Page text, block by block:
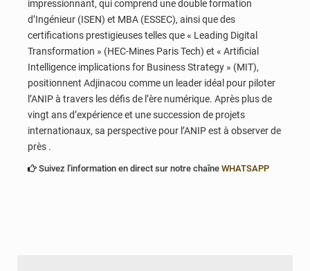
impressionnant, qui comprend une double formation
d’Ingénieur (ISEN) et MBA (ESSEC), ainsi que des
certifications prestigieuses telles que « Leading Digital
Transformation » (HEC-Mines Paris Tech) et « Artificial
Intelligence implications for Business Strategy » (MIT),
positionnent Adjinacou comme un leader idéal pour piloter
l’ANIP à travers les défis de l’ère numérique. Après plus de
vingt ans d’expérience et une succession de projets
internationaux, sa perspective pour l’ANIP est à observer de
près .
Suivez l'information en direct sur notre chaîne WHATSAPP